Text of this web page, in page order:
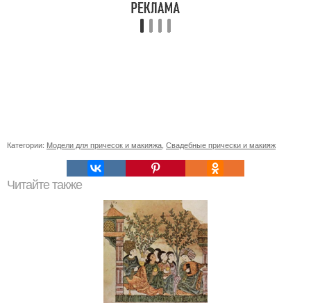
Категории: Модели для причесок и макияжа Свадебные прически и макияж
Читайте также